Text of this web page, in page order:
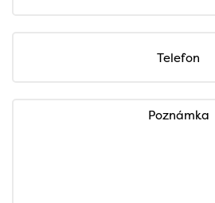
Telefon
Poznámka